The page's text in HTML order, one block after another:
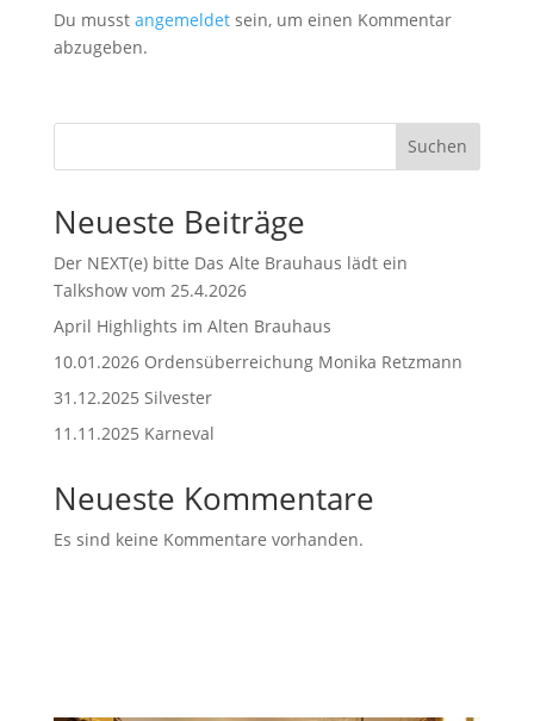
Du musst angemeldetsein, um einen Kommentar
abzugeben.
Suchen
Neueste Beiträge
Der NEXT(e) bitte Das Alte Brauhaus lädt ein
Talkshow vom 25.4.2026
April Highlights im Alten Brauhaus
10.01.2026 Ordensüberreichung Monika Retzmann
31.12.2025 Silvester
11.11.2025 Karneval
Neueste Kommentare
Es sind keine Kommentare vorhanden.